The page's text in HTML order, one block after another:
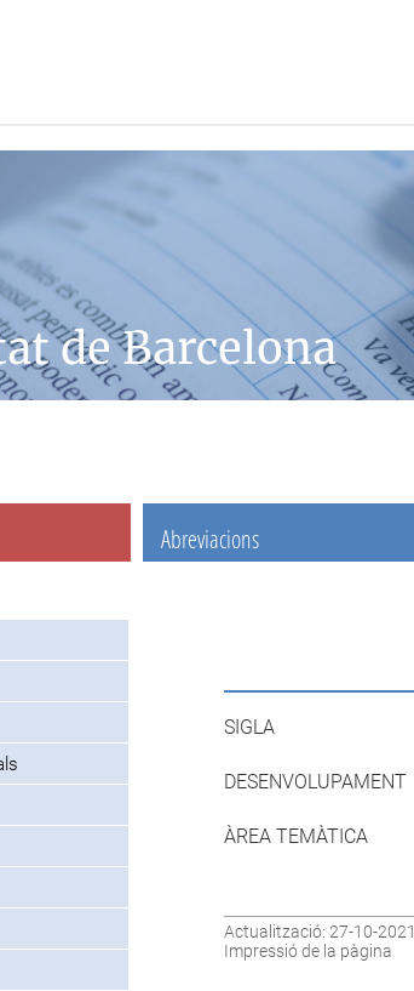
de Barcelona
Abreviacions
SIGLA
DESENVOLUPAMENT
ÀREA TEMÀTICA
Actualització: 27-10-2021
Impressió de la pàgina